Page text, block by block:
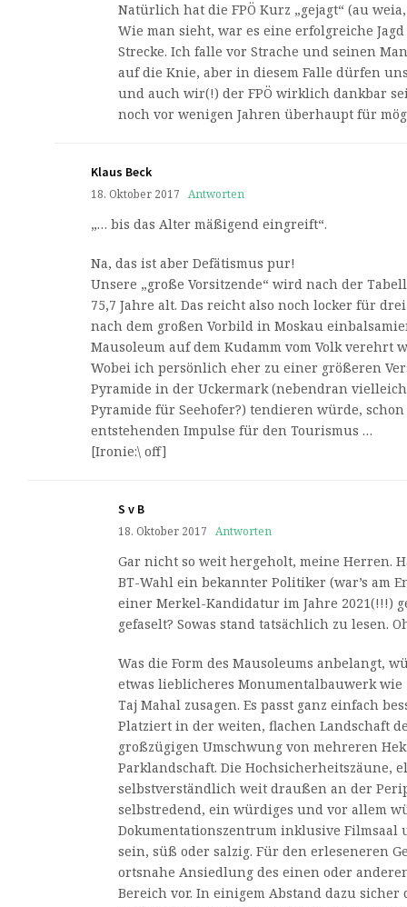
Natürlich hat die FPÖ Kurz „gejagt“ (au
Wie man sieht, war es eine erfolgreiche
Strecke. Ich falle vor Strache und seinen
auf die Knie, aber in diesem Falle dürfen
und auch wir(!) der FPÖ wirklich dankbar
noch vor wenigen Jahren überhaupt für
Klaus Beck
18. Oktober 2017 Antworten
„… bis das Alter mäßigend eingreift“.
Na, das ist aber Defätismus pur!
Unsere „große Vorsitzende“ wird nach der
75,7 Jahre alt. Das reicht also noch locker für
nach dem großen Vorbild in Moskau
Mausoleum auf dem Kudamm vom Volk verehrt
Wobei ich persönlich eher zu einer größeren
Pyramide in der Uckermark (nebendran
Pyramide für Seehofer?) tendieren würde,
entstehenden Impulse für den Tourismus …
[Ironie:\ off]
S v B
18. Oktober 2017 Antworten
Gar nicht so weit hergeholt, meine Herren.
BT-Wahl ein bekannter Politiker (war’s am
einer Merkel-Kandidatur im Jahre 2021(!!!)
gefaselt? Sowas stand tatsächlich zu lesen.
Was die Form des Mausoleums anbelangt,
etwas lieblicheres Monumentalbauwerk wie
Taj Mahal zusagen. Es passt ganz einfach
Platziert in der weiten, flachen Landschaft
großzügigen Umschwung von mehreren
Parklandschaft. Die Hochsicherheitszäune,
selbstverständlich weit draußen an der
selbstredend, ein würdiges und vor allem
Dokumentationszentrum inklusive Filmsaal
sein, süß oder salzig. Für den erleseneren
ortsnahe Ansiedlung des einen oder
Bereich vor. In einigem Abstand dazu sicher